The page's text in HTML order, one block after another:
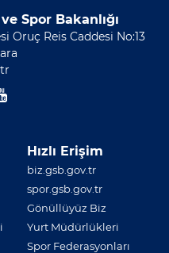
Spor Bakanlığı
Oruç Reis Caddesi No:13
Hızlı Erişim
biz.gsb.gov.tr
spor.gsb.gov.tr
Gönüllüyüz Biz
Yurt Müdürlükleri
Spor Federasyonları